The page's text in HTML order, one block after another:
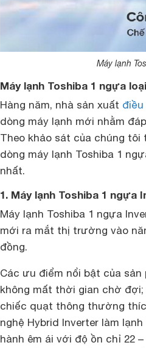
Máy lạnh
Máy lạnh Toshiba 1 ngựa
Hàng năm, nhà sản xuất điều
dòng máy lạnh mới nhằm
Theo khảo sát của chúng
dòng máy lạnh Toshiba 1
nhất.
1. Máy lạnh Toshiba 1 ngựa
Máy lạnh Toshiba 1 ngựa
mới ra mắt thị trường vào
đồng.
Các ưu điểm nổi bật của sản
không mất thời gian chờ
chiếc quạt thông thường
nghệ Hybrid Inverter làm
hành êm ái với độ ồn chỉ 22